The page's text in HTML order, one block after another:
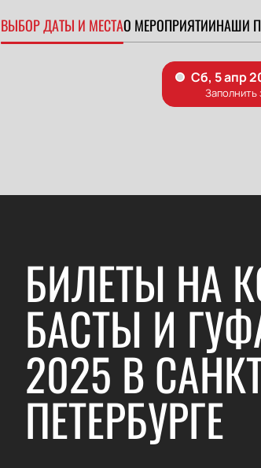
ВЫБОР ДАТЫ И МЕСТАО МЕРОПРИЯТИИНАШИ
БИЛЕТЫ НА
БАСТЫ И
2025 В
ПЕТЕРБУРГЕ